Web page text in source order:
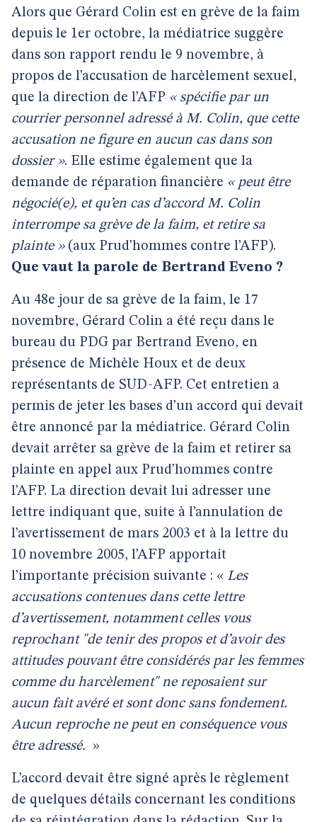
Alors que Gérard Colin est en grève de la faim
depuis le 1er octobre, la médiatrice suggère
dans son rapport rendu le 9 novembre, à
propos de l’accusation de harcèlement sexuel,
que la direction de l’AFP « spécifie par un
courrier personnel adressé à M. Colin, que cette
accusation ne figure en aucun cas dans son
dossier ». Elle estime également que la
demande de réparation financière « peut être
négocié(e), et qu’en cas d’accord M. Colin
interrompe sa grève de la faim, et retire sa
plainte »(aux Prud’hommes contre l’AFP).
Que vaut la parole de Bertrand Eveno ?
Au 48e jour de sa grève de la faim, le 17
novembre, Gérard Colin a été reçu dans le
bureau du PDG par Bertrand Eveno, en
présence de Michèle Houx et de deux
représentants de SUD-AFP. Cet entretien a
permis de jeter les bases d’un accord qui devait
être annoncé par la médiatrice. Gérard Colin
devait arrêter sa grève de la faim et retirer sa
plainte en appel aux Prud’hommes contre
l’AFP. La direction devait lui adresser une
lettre indiquant que, suite à l’annulation de
l’avertissement de mars 2003 et à la lettre du
10 novembre 2005, l’AFP apportait
l’importante précision suivante : « Les
accusations contenues dans cette lettre
d’avertissement, notamment celles vous
reprochant "de tenir des propos et d’avoir des
attitudes pouvant être considérés par les femmes
comme du harcèlement" ne reposaient sur
aucun fait avéré et sont donc sans fondement.
Aucun reproche ne peut en conséquence vous
être adressé. »
L’accord devait être signé après le règlement
de quelques détails concernant les conditions